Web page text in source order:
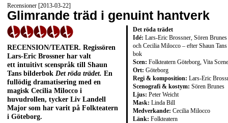
Recensioner [2013-03-22]
Glimrande träd i genuint hantverk
Det röda trädet
Idé: Lars-Eric Brossner, Sören Brunes
och Cecilia Milocco – efter Shaun Tans
bok
Scen: Folkteatern Göteborg, Vita
Ort: Göteborg
Regi & komposition: Lars-Eric
Scenografi & kostym: Sören Brunes
Ljus: Peter Weicht
Mask: Linda Bill
Medverkande: Cecilia Milocco
Länk: Folkteatern
RECENSION/TEATER. Regissören
Lars-Eric Brossner har valt
ett intuitivt scenspråk till Shaun
Tans bilderbok Det röda trädet. En
fullödig dramatisering med en
magisk Cecilia Milocco i
huvudrollen, tycker Liv Landell
Major som har varit på Folkteatern
i Göteborg.